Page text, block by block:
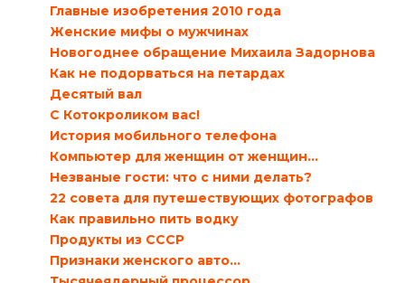
Главные изобретения 2010 года
Женские мифы о мужчинах
Новогоднее обращение Михаила Задорнова
Как не подорваться на петардах
Десятый вал
С Котокроликом вас!
История мобильного телефона
Компьютер для женщин от женщин…
Незваные гости: что с ними делать?
22 совета для путешествующих фотографов
Как правильно пить водку
Продукты из СССР
Признаки женского авто…